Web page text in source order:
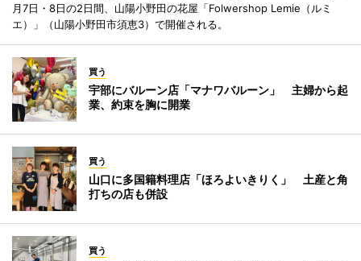
月7日・8日の2日間、山陽小野田の花屋「Folwershop Lemie（ルミ
エ）」（山陽小野田市須恵3）で開催される。
買う
宇部にバルーン店「マナワバルーン」 主婦から起
業、約束を胸に開業
買う
山口に多国籍料理店「ほろよいきりく」 土産と角
打ちの店も併設
買う